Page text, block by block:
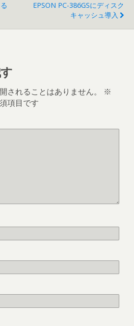
EPSON PC-386GSにディスク
キャッシュ導入
されることはありません。
※
項目です